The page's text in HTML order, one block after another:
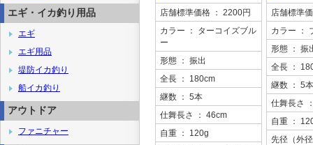
店舗標準価格 ： 2200円
カラー
： ターコイズブル
ー
形態 ： 振出
全長 ： 180cm
継数 ： 5本
仕舞長さ
： 46cm
自重 ： 120g
店舗標準
カラー
：
形態 ： 振
全長 ：
継数 ： 5本
仕舞長さ
自重 ：
先径（外
エギ・イカ釣り用品
エギ
エギ用品
堤防イカ釣り
船イカ釣り
アウトドア
ファニチャー